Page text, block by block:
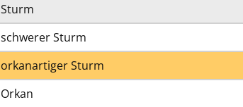
Sturm
schwerer Sturm
orkanartiger Sturm
Orkan